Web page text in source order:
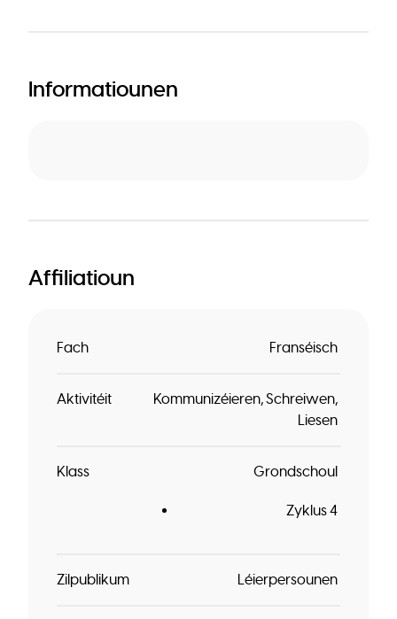
Informatiounen
Affiliatioun
Fach Franséisch
Aktivitéit Kommunizéieren Schreiwen
Liesen
Klass Grondschoul
Zyklus 4
Zilpublikum Léierpersounen